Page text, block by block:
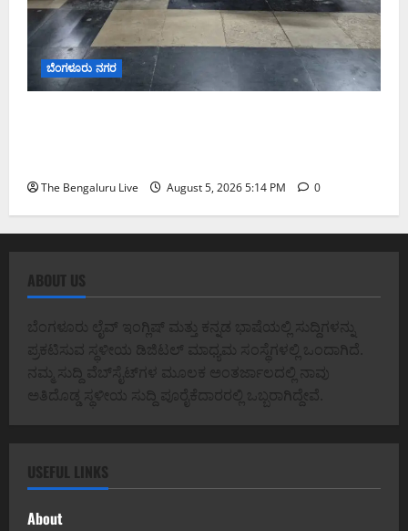
ಬೆಂಗಳೂರು ನಗರ
The Bengaluru Live August 5, 2026 5:14 PM 0
ABOUT US
ಬೆಂಗಳೂರು ಲೈವ್ ಇಂಗ್ಲಿಷ್ ಮತ್ತು ಕನ್ನಡ ಭಾಷೆಯಲ್ಲಿ ಸುದ್ದಿಗಳನ್ನು
ಪ್ರಕಟಿಸುವ ಸ್ಥಳೀಯ ಡಿಜಿಟಲ್ ಮಾಧ್ಯಮ ಸಂಸ್ಥೆಗಳಲ್ಲಿ ಒಂದಾಗಿದೆ.
ನಮ್ಮ ಸುದ್ದಿ ವೆಬ್‌ಸೈಟ್‌ಗಳ ಮೂಲಕ ಅಂತರ್ಜಾಲದಲ್ಲಿ ನಾವು
ಅತಿದೊಡ್ಡ ಸ್ಥಳೀಯ ಸುದ್ದಿ ಪೂರೈಕೆದಾರರಲ್ಲಿ ಒಬ್ಬರಾಗಿದ್ದೇವೆ.
USEFUL LINKS
About